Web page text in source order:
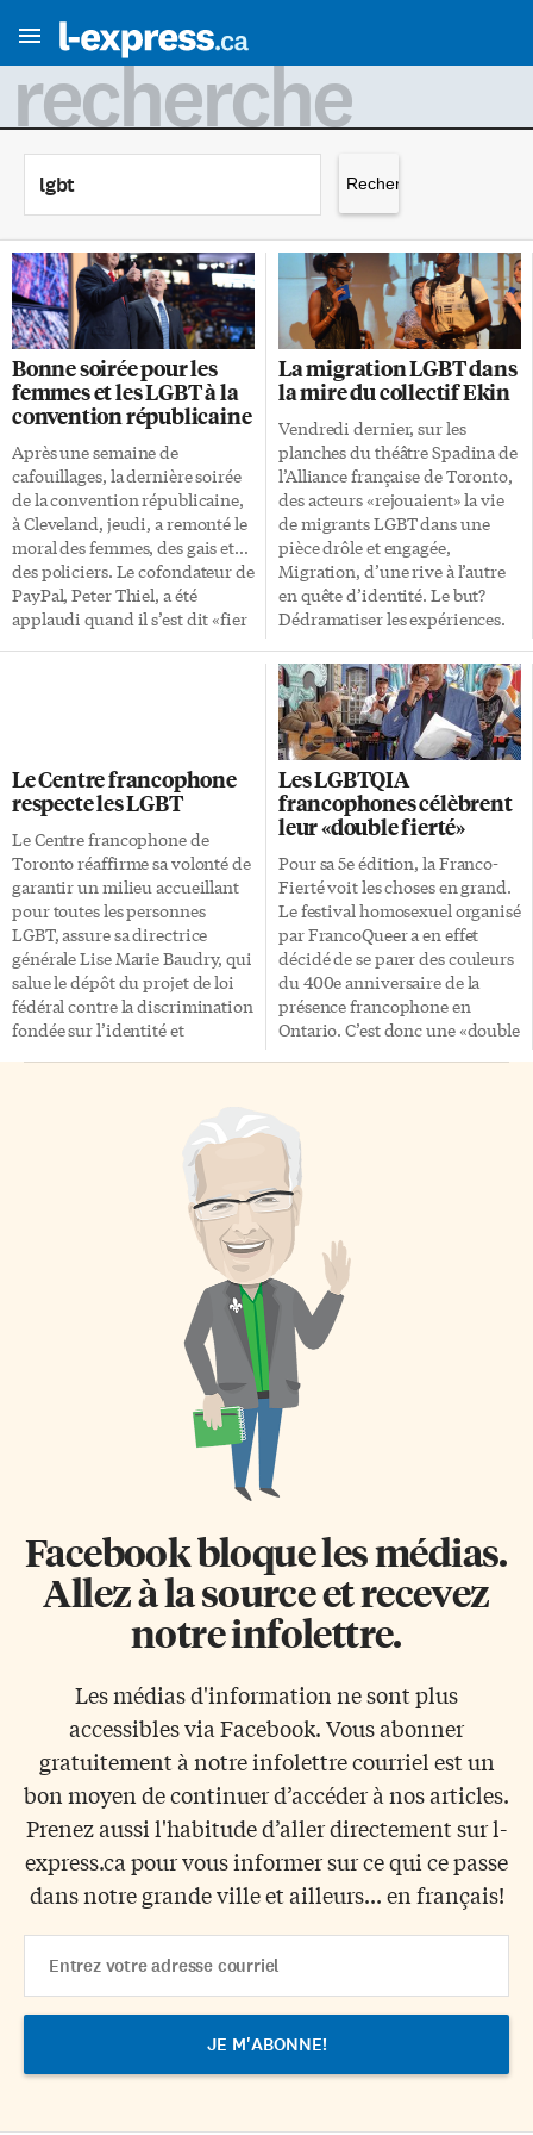
recherche
Bonne soirée pour les
femmes et les LGBT à la
convention républicaine
Après une semaine de
cafouillages, la dernière soirée
de la convention républicaine,
à Cleveland, jeudi, a remonté le
moral des femmes, des gais et…
des policiers. Le cofondateur de
PayPal, Peter Thiel, a été
applaudi quand il s’est dit «fier
l’acteur John Voight, de même
que le discours d’Ivanka Trump
juste avant celui de son père,
qu’elle a décrit comme un «col
bleu milliardaire» proche des
travailleurs, ont souligné que ce
n’est […]
La migration LGBT dans
la mire du collectif Ekin
Vendredi dernier, sur les
planches du théâtre Spadina de
l’Alliance française de Toronto,
des acteurs «rejouaient» la vie
de migrants LGBT dans une
pièce drôle et engagée,
Migration, d’une rive à l’autre
en quête d’identité. Le but?
Dédramatiser les expériences.
souffrance. Cette pièce, qui
s’inscrivait dans la
programmation du festival
Franco-Fierté, a été rendue
possible par l’Agence Ekin,
fondée par les artistes chilienne
Carolina Cortes et française
Adrienne Medjo. FrancoQueer,
l’association LGBT francophone
de Toronto, leur a commandé
cette pièce qui est devenue un
projet majeur pour la jeune
agence. À la barre, la […]
Le Centre francophone
respecte les LGBT
Le Centre francophone de
Toronto réaffirme sa volonté de
garantir un milieu accueillant
pour toutes les personnes
LGBT, assure sa directrice
générale Lise Marie Baudry, qui
salue le dépôt du projet de loi
fédéral contre la discrimination
fondée sur l’identité et
l’homophobie et la transphobie
(17 mai). «Il est essentiel que
toutes les personnes LGBT se
sentent libres d’être elles-
mêmes dans leurs échanges et
dans l’environnement qu’offre
le CFT», a-t-elle fait savoir par
voie de communiqué. «Nous
travaillerons sans relâche afin
de nous assurer que chacun et
chacune soient absolument […]
Les LGBTQIA
francophones célèbrent
leur «double fierté»
Pour sa 5e édition, la Franco-
Fierté voit les choses en grand.
Le festival homosexuel organisé
par FrancoQueer a en effet
décidé de se parer des couleurs
du 400e anniversaire de la
présence francophone en
Ontario. C’est donc une «double
positive VIH/Sida, lors de la
présentation de la
programmation détaillée jeudi
dernier, au Boutique Bar, rue
Church. «Le 400e anniversaire
représente pour nous une
double occasion de démontrer
la diversité de la communauté
francophone en Ontario»,
explique-t-il. C’est aussi une
belle opportunité pour
FrancoQueer […]
Facebook bloque les médias.
Allez à la source et recevez
notre infolettre.
Les médias d'information ne sont plus
accessibles via Facebook. Vous abonner
gratuitement à notre infolettre courriel est un
bon moyen de continuer d’accéder à nos articles.
Prenez aussi l'habitude d’aller directement sur l-
express.ca pour vous informer sur ce qui ce passe
dans notre grande ville et ailleurs... en français!
Address